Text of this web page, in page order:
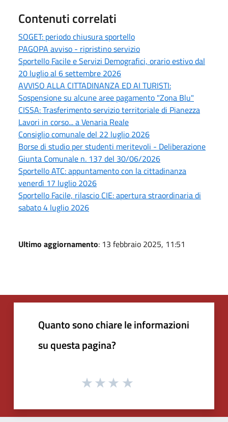
Contenuti correlati
SOGET: periodo chiusura sportello
PAGOPA avviso - ripristino servizio
Sportello Facile e Servizi Demografici, orario estivo dal
20 luglio al 6 settembre 2026
AVVISO ALLA CITTADINANZA ED AI TURISTI:
Sospensione su alcune aree pagamento "Zona Blu"
CISSA: Trasferimento servizio territoriale di Pianezza
Lavori in corso... a Venaria Reale
Consiglio comunale del 22 luglio 2026
Borse di studio per studenti meritevoli - Deliberazione
Giunta Comunale n. 137 del 30/06/2026
Sportello ATC: appuntamento con la cittadinanza
venerdì 17 luglio 2026
Sportello Facile, rilascio CIE: apertura straordinaria di
sabato 4 luglio 2026
Ultimo aggiornamento: 13 febbraio 2025, 11:51
Quanto sono chiare le informazioni
su questa pagina?